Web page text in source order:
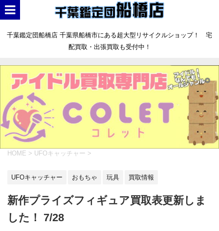
千葉鑑定団船橋店 千葉県船橋市にある超大型リサイクルショップ！ 宅
配買取・出張買取も受付中！
HOME > UFOキャッチャー >
UFOキャッチャー おもちゃ 玩具 買取情報
新作プライズフィギュア買取表更新しま
した！ 7/28